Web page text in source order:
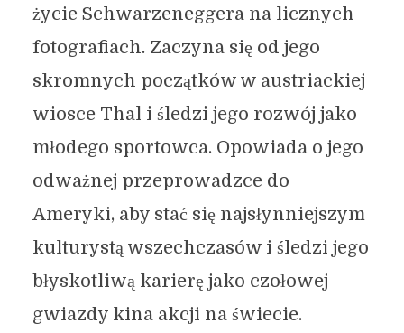
życie Schwarzeneggera na licznych
fotografiach. Zaczyna się od jego
skromnych początków w austriackiej
wiosce Thal i śledzi jego rozwój jako
młodego sportowca. Opowiada o jego
odważnej przeprowadzce do
Ameryki, aby stać się najsłynniejszym
kulturystą wszechczasów i śledzi jego
błyskotliwą karierę jako czołowej
gwiazdy kina akcji na świecie.